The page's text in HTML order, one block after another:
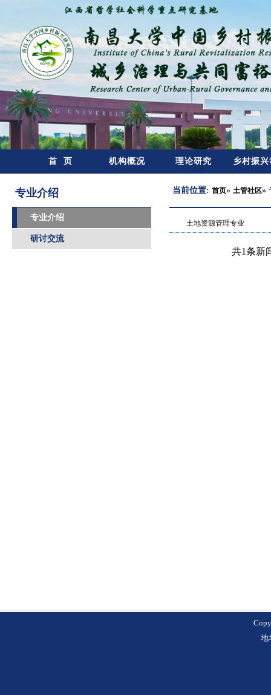
首 页 机构概况 理论研究 乡村振
专业介绍
专业介绍
研讨交流
当前位置: 首页» 土管社区»
土地资源管理专业
共1条新
地